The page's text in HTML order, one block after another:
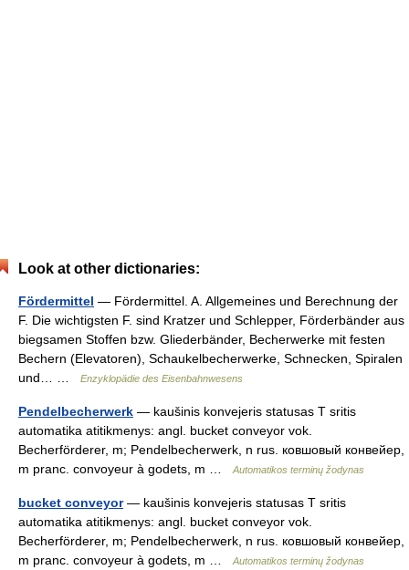
Look at other dictionaries:
Fördermittel — Fördermittel. A. Allgemeines und Berechnung der
F. Die wichtigsten F. sind Kratzer und Schlepper, Förderbänder aus
biegsamen Stoffen bzw. Gliederbänder, Becherwerke mit festen
Bechern (Elevatoren), Schaukelbecherwerke, Schnecken, Spiralen
und… …
Enzyklopädie des Eisenbahnwesens
Pendelbecherwerk — kaušinis konvejeris statusas T sritis
automatika atitikmenys: angl. bucket conveyor vok.
Becherförderer, m; Pendelbecherwerk, n rus. ковшовый конвейер,
m pranc. convoyeur à godets, m …
Automatikos terminų žodynas
bucket conveyor— kaušinis konvejeris statusas T sritis
automatika atitikmenys: angl. bucket conveyor vok.
Becherförderer, m; Pendelbecherwerk, n rus. ковшовый конвейер,
m pranc. convoyeur à godets, m …
Automatikos terminų žodynas